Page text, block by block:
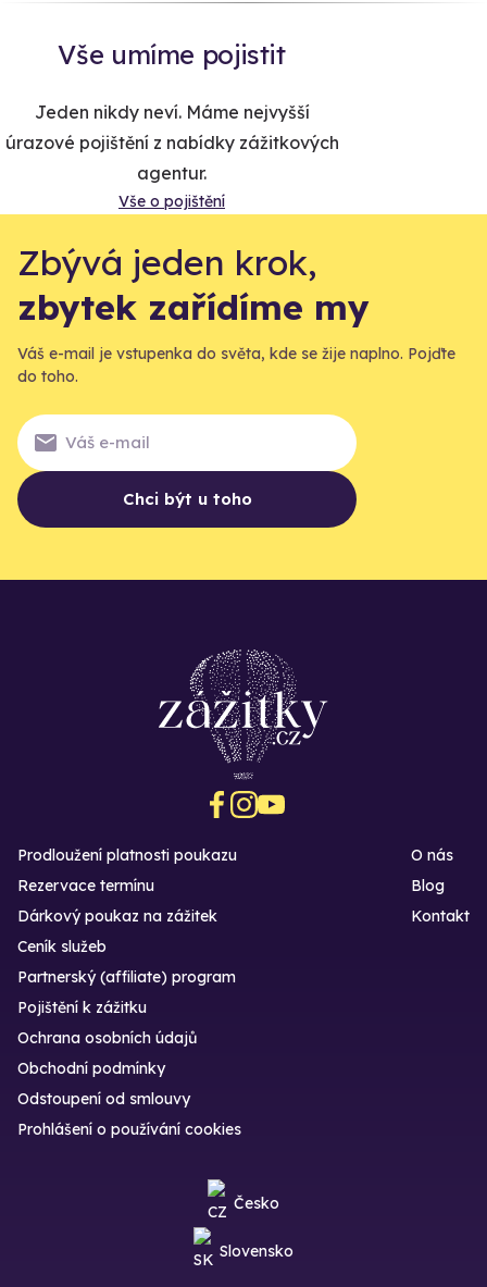
Vše umíme pojistit
Jeden nikdy neví. Máme nejvyšší
úrazové pojištění z nabídky zážitkových
agentur.
Vše o pojištění
Zbývá jeden krok,
zbytek zařídíme my
Váš e-mail je vstupenka do světa, kde se žije naplno. Pojďte
do toho.
Chci být u toho
Prodloužení platnosti poukazu
Rezervace termínu
Dárkový poukaz na zážitek
O nás
Blog
Kontakt
Ceník služeb
Partnerský (affiliate) program
Pojištění k zážitku
Ochrana osobních údajů
Obchodní podmínky
Odstoupení od smlouvy
Prohlášení o používání cookies
Česko
Slovensko